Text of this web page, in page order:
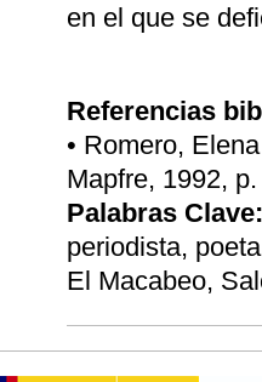
en el que se
Referencias
• Romero,
Mapfre, 1992,
Palabras Clave:
periodista,
El Macabeo,